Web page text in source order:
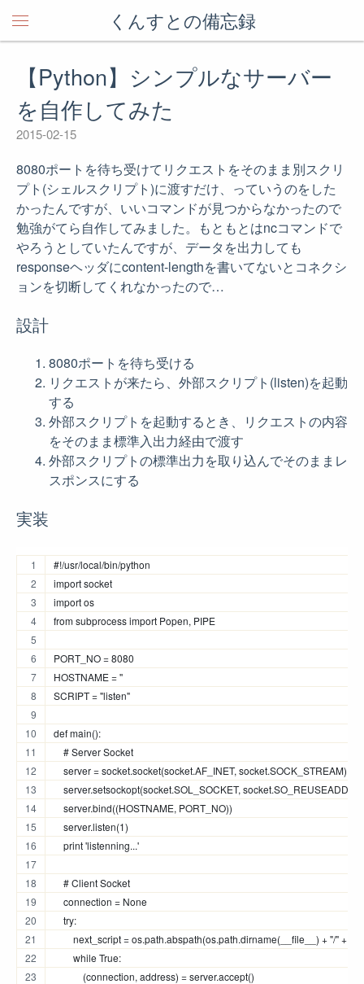
くんすとの備忘録
【Python】シンプルなサーバー
を自作してみた
2015-02-15
8080ポートを待ち受けてリクエストをそのまま別スクリ
プト(シェルスクリプト)に渡すだけ、っていうのをした
かったんですが、いいコマンドが見つからなかったので
勉強がてら自作してみました。もともとはncコマンドで
やろうとしていたんですが、データを出力しても
responseヘッダにcontent-lengthを書いてないとコネクシ
ョンを切断してくれなかったので…
設計
8080ポートを待ち受ける
リクエストが来たら、外部スクリプト(listen)を起動
する
外部スクリプトを起動するとき、リクエストの内容
をそのまま標準入出力経由で渡す
外部スクリプトの標準出力を取り込んでそのままレ
スポンスにする
実装
#!/usr/local/bin/python
import socket
import os
from subprocess import Popen, PIPE
PORT_NO = 8080
HOSTNAME = ''
SCRIPT = "listen"
def main():
    # Server Socket
    server = socket.socket(socket.AF_INET, socket.SOCK_STREAM)
server.setsockopt(socket.SOL_SOCKET, socket.SO_REUSEADDR,
    server.bind((HOSTNAME, PORT_NO))
    server.listen(1)
    print 'listenning...'
    # Client Socket
    connection = None
    try:
next_script = os.path.abspath(os.path.dirname(__file__) + "/" +
        while True:
            (connection, address) = server.accept()